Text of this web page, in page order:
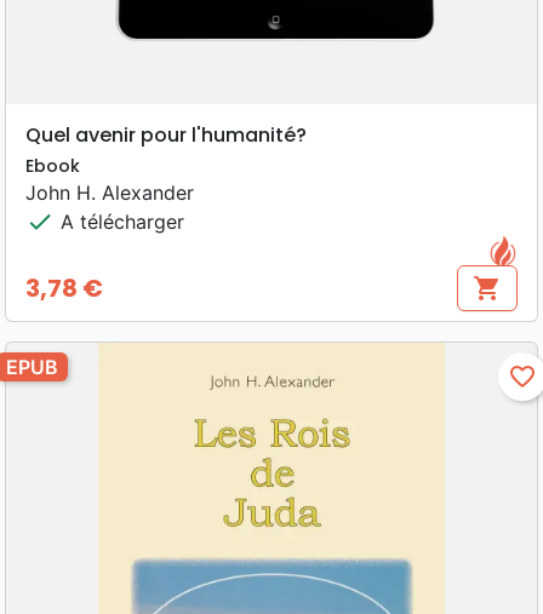
Quel avenir pour l'humanité?
Ebook
John H. Alexander
check A télécharger
Prix
3,78 € shopping_cart
EPUB favorite_border